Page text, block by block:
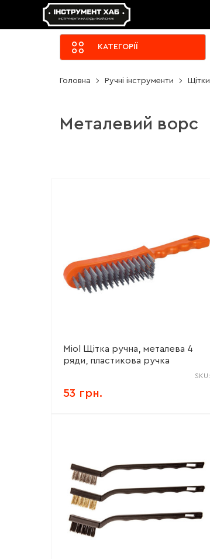
КАТЕГОРІЇ
Головна Ручні інструменти Щітки
Металевий ворс
Miol Щітка ручна, металева 4
ряди, пластикова ручка
SKU:
53 грн.